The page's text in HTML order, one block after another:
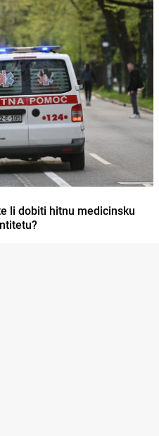
li dobiti hitnu medicinsku